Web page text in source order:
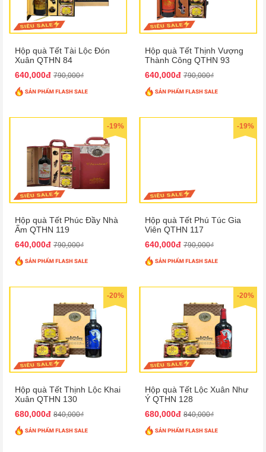
Hộp quà Tết Tài Lộc Đón
Xuân QTHN 84
640,000đ 790,000₫
Hộp quà Tết Thịnh Vượng
Thành Công QTHN 93
640,000đ 790,000₫
-19%
Hộp quà Tết Phúc Đầy Nhà
Ấm QTHN 119
640,000đ 790,000₫
-19%
Hộp quà Tết Phú Túc Gia
Viên QTHN 117
640,000đ 790,000₫
-20%
Hộp quà Tết Thịnh Lộc Khai
Xuân QTHN 130
680,000đ 840,000₫
-20%
Hộp quà Tết Lộc Xuân Như
Ý QTHN 128
680,000đ 840,000₫